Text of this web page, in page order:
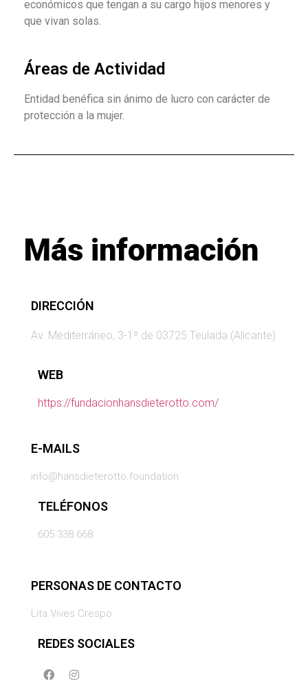
económicos que tengan a su cargo hijos menores y
que vivan solas.
Áreas de Actividad
Entidad benéfica sin ánimo de lucro con carácter de
protección a la mujer.
Más información
DIRECCIÓN
Av. Mediterráneo, 3-1º de 03725 Teulada (Alicante)
WEB
https://fundacionhansdieterotto.com/
E-MAILS
info@hansdieterotto.foundation
TELÉFONOS
605 338 668
PERSONAS DE CONTACTO
Lita Vives Crespo
REDES SOCIALES